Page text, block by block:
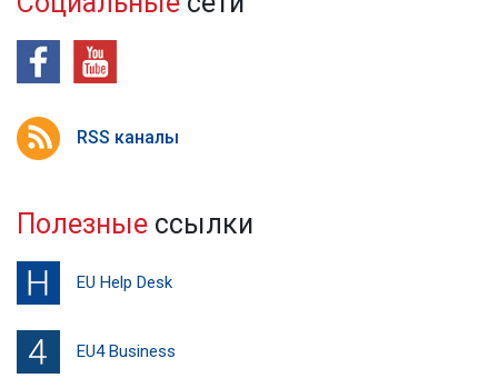
RSS каналы
Полезные ссылки
EU Help Desk
EU4 Business